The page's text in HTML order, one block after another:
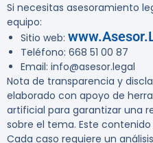
Si necesitas asesoramiento
equipo:
Sitio web:
Teléfono: 668 51 00 87
Email: info@asesor.legal
Nota de transparencia y
elaborado con apoyo de
artificial para garantizar una
sobre el tema. Este
Cada caso requiere un